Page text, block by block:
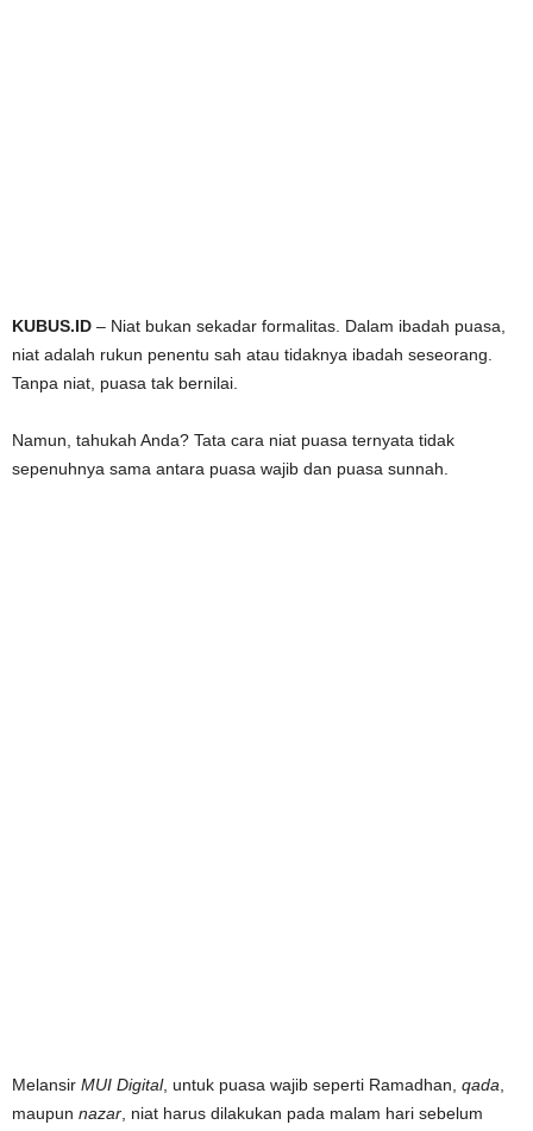
KUBUS.ID – Niat bukan sekadar formalitas. Dalam ibadah puasa,
niat adalah rukun penentu sah atau tidaknya ibadah seseorang.
Tanpa niat, puasa tak bernilai.
Namun, tahukah Anda? Tata cara niat puasa ternyata tidak
sepenuhnya sama antara puasa wajib dan puasa sunnah.
Melansir MUI Digital, untuk puasa wajib seperti Ramadhan, qada
maupun nazar , niat harus dilakukan pada malam hari sebelum